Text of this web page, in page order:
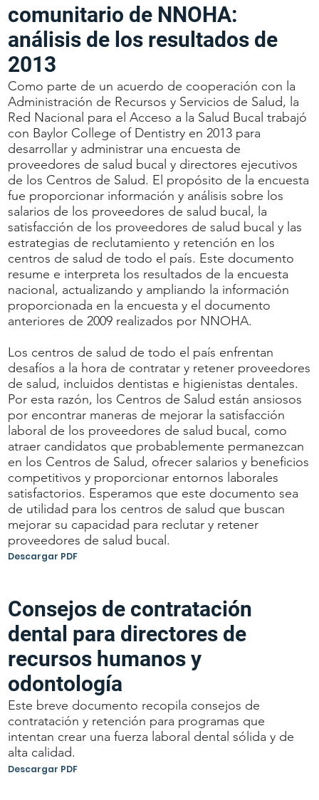
comunitario de NNOHA:
análisis de los resultados de
2013
Como parte de un acuerdo de cooperación con la
Administración de Recursos y Servicios de Salud, la
Red Nacional para el Acceso a la Salud Bucal trabajó
con Baylor College of Dentistry en 2013 para
desarrollar y administrar una encuesta de
proveedores de salud bucal y directores ejecutivos
de los Centros de Salud. El propósito de la encuesta
fue proporcionar información y análisis sobre los
salarios de los proveedores de salud bucal, la
satisfacción de los proveedores de salud bucal y las
estrategias de reclutamiento y retención en los
centros de salud de todo el país. Este documento
resume e interpreta los resultados de la encuesta
nacional, actualizando y ampliando la información
proporcionada en la encuesta y el documento
anteriores de 2009 realizados por NNOHA.
Los centros de salud de todo el país enfrentan
desafíos a la hora de contratar y retener proveedores
de salud, incluidos dentistas e higienistas dentales.
Por esta razón, los Centros de Salud están ansiosos
por encontrar maneras de mejorar la satisfacción
laboral de los proveedores de salud bucal, como
atraer candidatos que probablemente permanezcan
en los Centros de Salud, ofrecer salarios y beneficios
competitivos y proporcionar entornos laborales
satisfactorios. Esperamos que este documento sea
de utilidad para los centros de salud que buscan
mejorar su capacidad para reclutar y retener
proveedores de salud bucal.
Descargar PDF
Consejos de contratación
dental para directores de
recursos humanos y
odontología
Este breve documento recopila consejos de
contratación y retención para programas que
intentan crear una fuerza laboral dental sólida y de
alta calidad.
Descargar PDF